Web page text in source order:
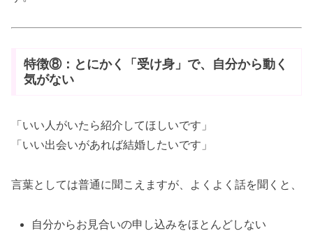
特徴⑧：とにかく「受け身」で、自分から動く
気がない
「いい人がいたら紹介してほしいです」
「いい出会いがあれば結婚したいです」
言葉としては普通に聞こえますが、よくよく話を聞くと、
自分からお見合いの申し込みをほとんどしない